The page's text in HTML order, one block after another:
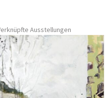
Ausstellungen